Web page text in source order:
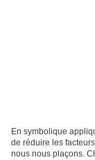
En symbolique
de réduire les
nous nous plaçons.